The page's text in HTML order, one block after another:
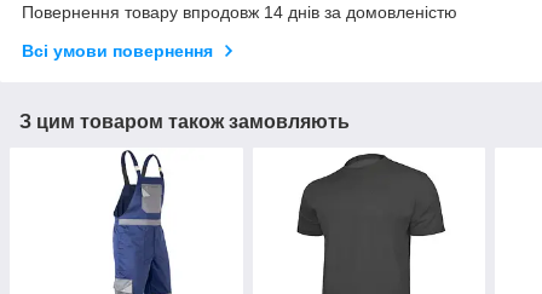
Повернення товару впродовж 14 днів за домовленістю
Всі умови повернення
З цим товаром також замовляють